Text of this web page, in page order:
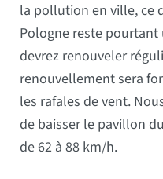
la pollution en ville, ce
Pologne reste pourtant
devrez renouveler
renouvellement sera
les rafales de vent.
de baisser le pavillon
de 62 à 88 km/h.